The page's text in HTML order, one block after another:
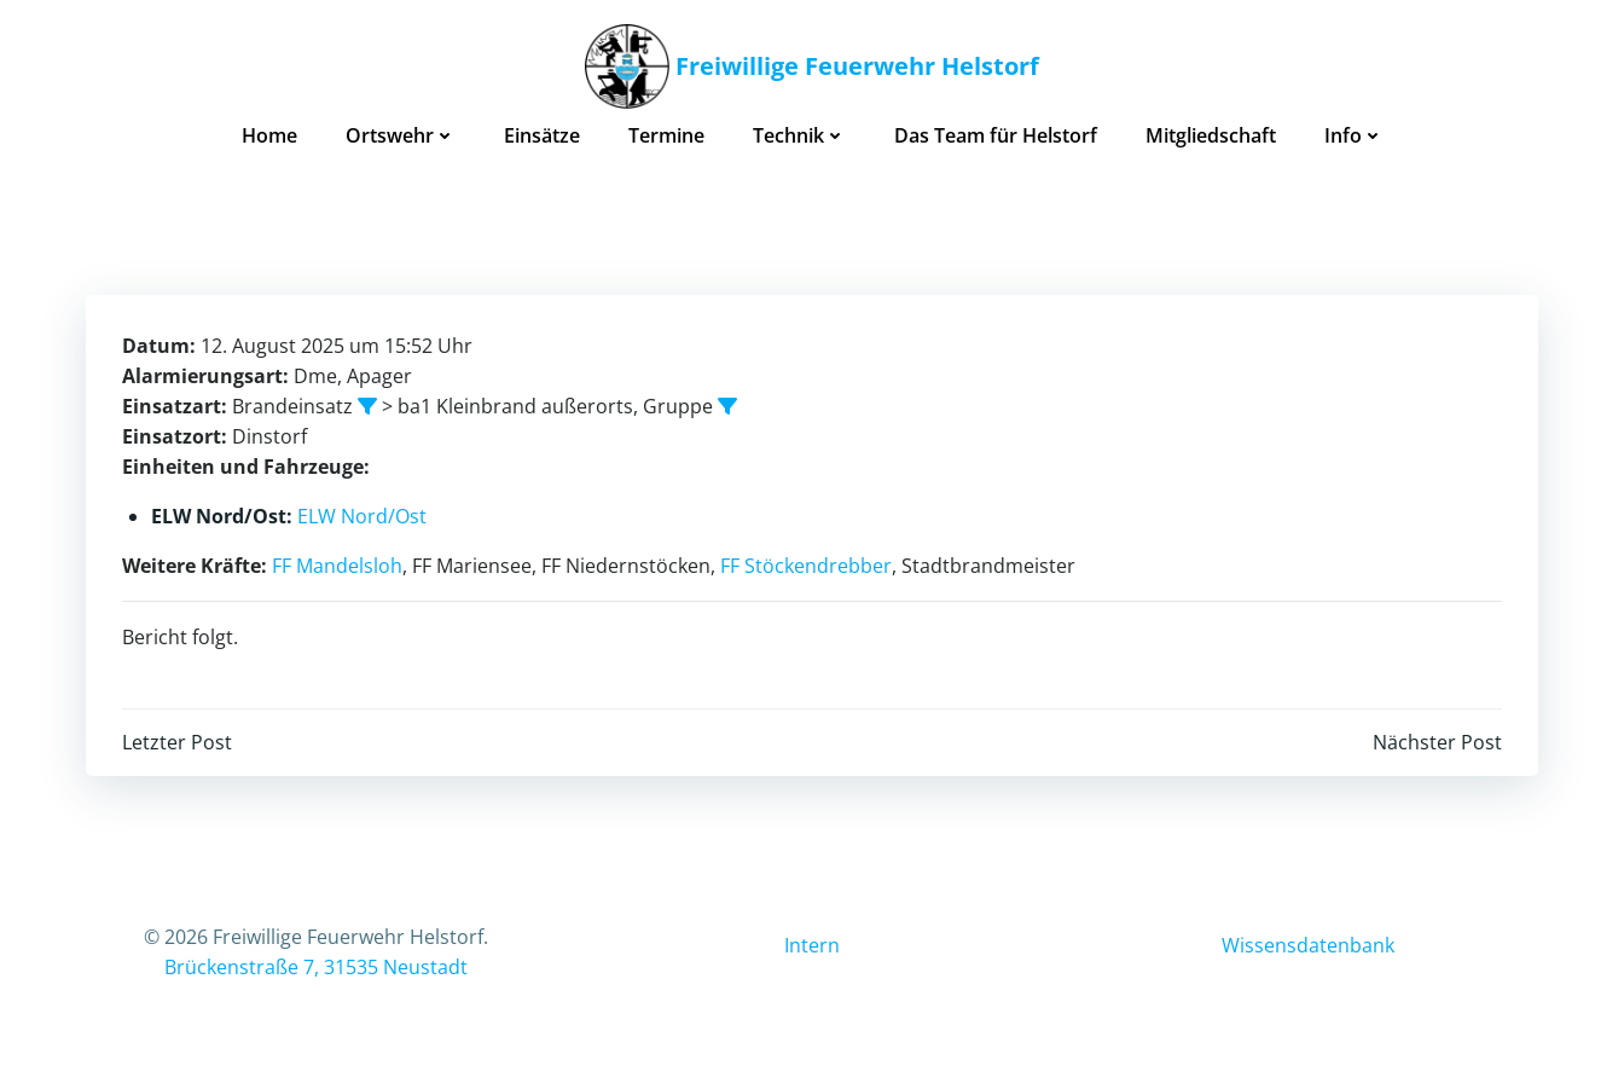
Freiwillige Feuerwehr Helstorf
Home Ortswehr Einsätze Termine Technik Das Team für Helstorf Mitgliedschaft Info
Datum: 12. August 2025 um 15:52 Uhr
Alarmierungsart: Dme, Apager
Einsatzart: Brandeinsatz
> ba1 Kleinbrand außerorts, Gruppe
Einsatzort: Dinstorf
Einheiten und Fahrzeuge:
ELW Nord/Ost: ELW Nord/Ost
Weitere Kräfte: FF Mandelsloh, FF Mariensee, FF Niedernstöcken, FF Stöckendrebber, Stadtbrandmeister
Bericht folgt.
Beitragsnavigation
Letzter Post Nächster Post
© 2026 Freiwillige Feuerwehr Helstorf.
Brückenstraße 7, 31535 Neustadt
Intern Wissensdatenbank